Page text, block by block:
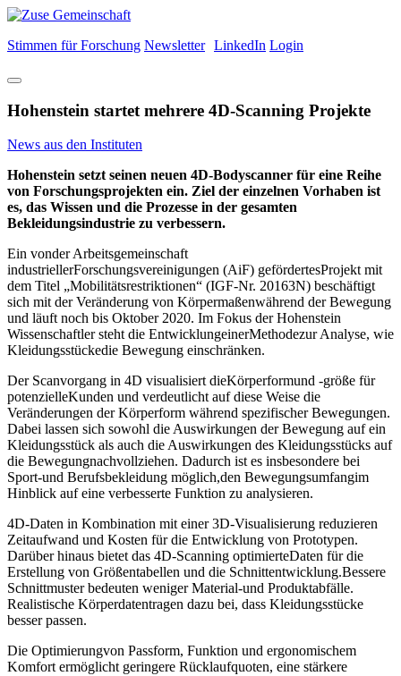
Stimmen für Forschung Newsletter LinkedIn Login
Hohenstein startet mehrere 4D-Scanning Projekte
News aus den Instituten
Hohenstein setzt seinen neuen 4D-Bodyscanner für eine Reihe
von Forschungsprojekten ein. Ziel der einzelnen Vorhaben ist
es, das Wissen und die Prozesse in der gesamten
Bekleidungsindustrie zu verbessern.
Ein vonder Arbeitsgemeinschaft
industriellerForschungsvereinigungen (AiF) gefördertesProjekt mit
dem Titel „Mobilitätsrestriktionen“ (IGF-Nr. 20163N) beschäftigt
sich mit der Veränderung von Körpermaßenwährend der Bewegung
und läuft noch bis Oktober 2020. Im Fokus der Hohenstein
Wissenschaftler steht die EntwicklungeinerMethodezur Analyse, wie
Kleidungsstückedie Bewegung einschränken.
Der Scanvorgang in 4D visualisiert dieKörperformund -größe für
potenzielleKunden und verdeutlicht auf diese Weise die
Veränderungen der Körperform während spezifischer Bewegungen.
Dabei lassen sich sowohl die Auswirkungen der Bewegung auf ein
Kleidungsstück als auch die Auswirkungen des Kleidungsstücks auf
die Bewegungnachvollziehen. Dadurch ist es insbesondere bei
Sport-und Berufsbekleidung möglich,den Bewegungsumfangim
Hinblick auf eine verbesserte Funktion zu analysieren.
4D-Daten in Kombination mit einer 3D-Visualisierung reduzieren
Zeitaufwand und Kosten für die Entwicklung von Prototypen.
Darüber hinaus bietet das 4D-Scanning optimierteDaten für die
Erstellung von Größentabellen und die Schnittentwicklung.Bessere
Schnittmuster bedeuten weniger Material-und Produktabfälle.
Realistische Körperdatentragen dazu bei, dass Kleidungsstücke
besser passen.
Die Optimierungvon Passform, Funktion und ergonomischem
Komfort ermöglicht geringere Rücklaufquoten, eine stärkere